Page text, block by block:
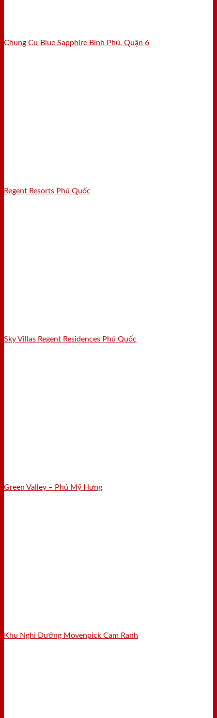
Chung Cư Blue Sapphire Bình Phú, Quận 6
Regent Resorts Phú Quốc
Sky Villas Regent Residences Phú Quốc
Green Valley – Phú Mỹ Hưng
Khu Nghỉ Dưỡng Movenpick Cam Ranh